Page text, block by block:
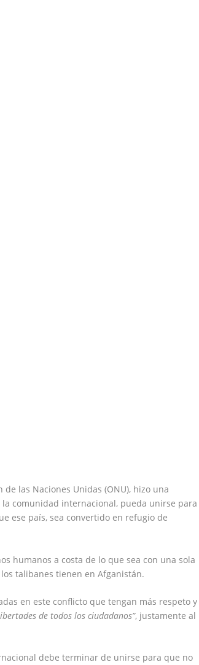
las Naciones Unidas (ONU), hizo una
comunidad internacional, pueda unirse para
ese país, sea convertido en refugio de
humanos a costa de lo que sea con una sola
talibanes tienen en Afganistán.
en este conflicto que tengan más respeto y
de todos los ciudadanos”, justamente al
debe terminar de unirse para que no